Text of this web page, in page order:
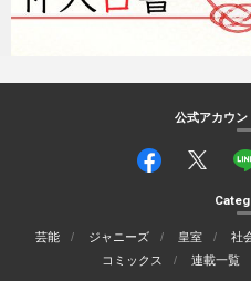
公式アカウ
芸能 ジャニーズ 皇室 社
コミックス
連載一覧